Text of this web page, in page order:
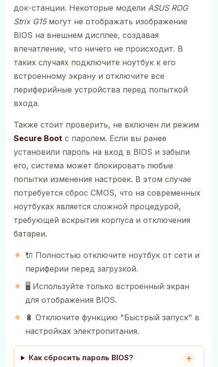
док-станции. Некоторые модели ASUS ROG
Strix G15могут не отображать изображение
BIOS на внешнем дисплее, создавая
впечатление, что ничего не происходит. В
таких случаях подключите ноутбук к его
встроенному экрану и отключите все
периферийные устройства перед попыткой
входа.
Также стоит проверить, не включен ли режим
Secure Boot с паролем. Если вы ранее
установили пароль на вход в BIOS и забыли
его, система может блокировать любые
попытки изменения настроек. В этом случае
потребуется сброс CMOS, что на современных
ноутбуках является сложной процедурой,
требующей вскрытия корпуса и отключения
батареи.
🔌 Полностью отключите ноутбук от сети и
периферии перед загрузкой.
🖥️ Используйте только встроенный экран
для отображения BIOS.
🔋 Отключите функцию "Быстрый запуск" в
настройках электропитания.
Как сбросить пароль BIOS?